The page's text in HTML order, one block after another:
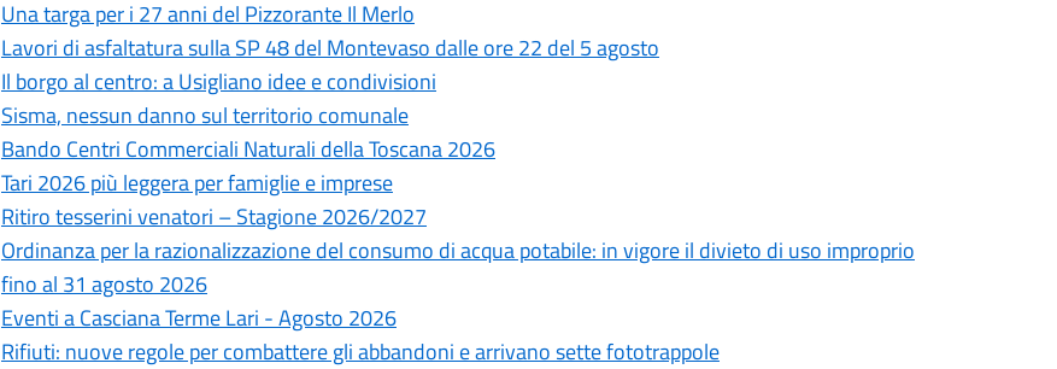
Una targa per i 27 anni del Pizzorante Il Merlo
Lavori di asfaltatura sulla SP 48 del Montevaso dalle ore 22 del 5 agosto
Il borgo al centro: a Usigliano idee e condivisioni
Sisma, nessun danno sul territorio comunale
Bando Centri Commerciali Naturali della Toscana 2026
Tari 2026 più leggera per famiglie e imprese
Ritiro tesserini venatori – Stagione 2026/2027
Ordinanza per la razionalizzazione del consumo di acqua potabile: in vigore il divieto di uso improprio
fino al 31 agosto 2026
Eventi a Casciana Terme Lari - Agosto 2026
Rifiuti: nuove regole per combattere gli abbandoni e arrivano sette fototrappole